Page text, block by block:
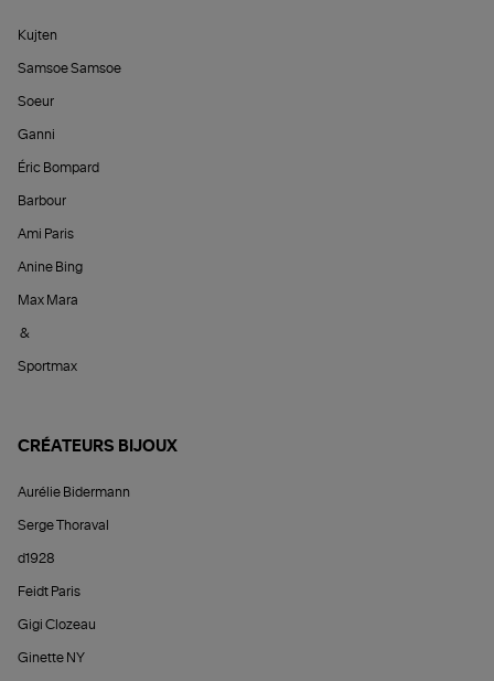
Kujten
Samsoe Samsoe
Soeur
Ganni
Éric Bompard
Barbour
Ami Paris
Anine Bing
Max Mara
&
Sportmax
CRÉATEURS BIJOUX
Aurélie Bidermann
Serge Thoraval
d1928
Feidt Paris
Gigi Clozeau
Ginette NY